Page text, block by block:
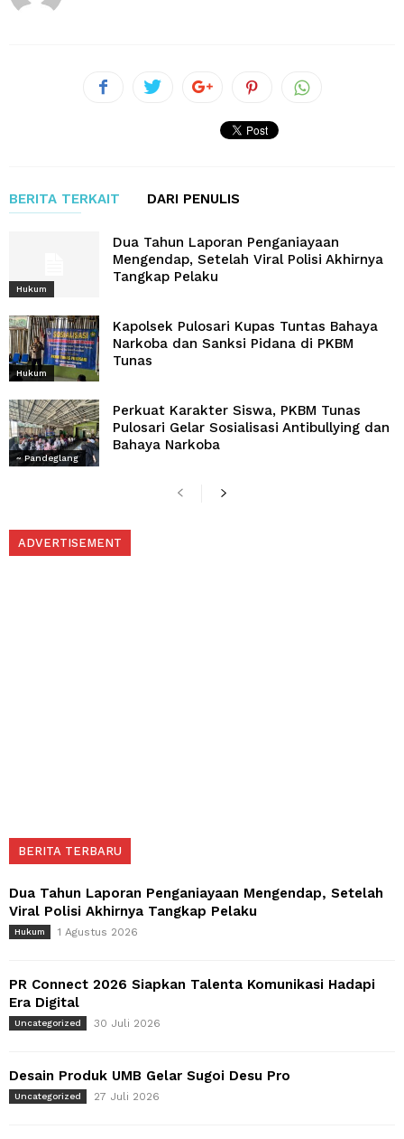
BERITA TERKAIT DARI PENULIS
Hukum
Dua Tahun Laporan Penganiayaan
Mengendap, Setelah Viral Polisi Akhirnya
Tangkap Pelaku
Hukum
Kapolsek Pulosari Kupas Tuntas Bahaya
Narkoba dan Sanksi Pidana di PKBM
Tunas
~ Pandeglang
Perkuat Karakter Siswa, PKBM Tunas
Pulosari Gelar Sosialisasi Antibullying dan
Bahaya Narkoba
ADVERTISEMENT
BERITA TERBARU
Dua Tahun Laporan Penganiayaan Mengendap, Setelah
Viral Polisi Akhirnya Tangkap Pelaku
Hukum 1 Agustus 2026
PR Connect 2026 Siapkan Talenta Komunikasi Hadapi
Era Digital
Uncategorized 30 Juli 2026
Desain Produk UMB Gelar Sugoi Desu Pro
Uncategorized 27 Juli 2026